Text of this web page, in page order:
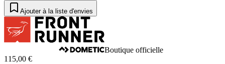
Ajouter à la liste d'envies
Boutique officielle
115,00 €